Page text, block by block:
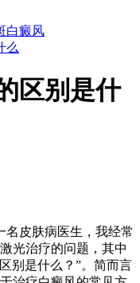
白癜风
么
区别是什
名皮肤病医生，我经常
光治疗的问题，其中
别是什么？”。简而言